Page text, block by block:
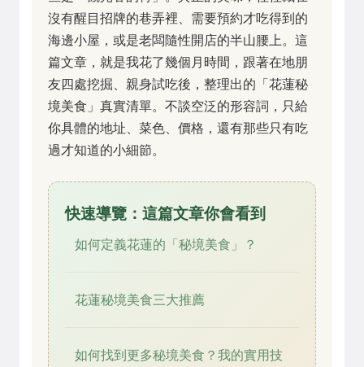
沒有醒目招牌的巷弄裡、需要預約才吃得到的
海邊小屋，或是老闆隨性開店的半山腰上。這
篇文章，就是我花了幾個月時間，跟著在地朋
友四處挖掘、親身試吃後，整理出的「花蓮秘
境美食」真實清單。不談空泛的形容詞，只給
你具體的地址、菜色、價格，還有那些只有吃
過才知道的小細節。
快速導覽：這篇文章你會看到
如何定義花蓮的「秘境美食」？
花蓮秘境美食三大推薦
如何找到更多秘境美食？我的實用技